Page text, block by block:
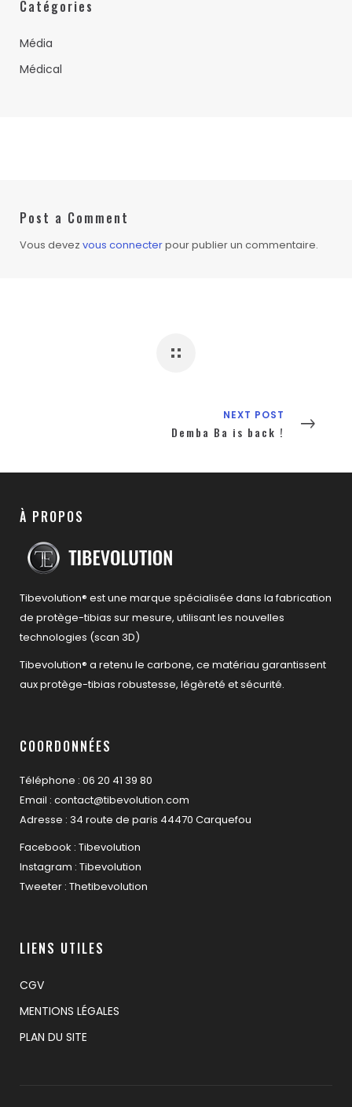
Catégories
Média
Médical
Post a Comment
Vous devez vous connecterpour publier un commentaire.
NEXT POST
Demba Ba is back !
À PROPOS
Tibevolution® est une marque spécialisée dans la fabrication
de protège-tibias sur mesure, utilisant les nouvelles
technologies (scan 3D)
Tibevolution® a retenu le carbone, ce matériau garantissent
aux protège-tibias robustesse, légèreté et sécurité.
COORDONNÉES
Téléphone : 06 20 41 39 80
Email : contact@tibevolution.com
Adresse : 34 route de paris 44470 Carquefou
Facebook : Tibevolution
Instagram : Tibevolution
Tweeter : Thetibevolution
LIENS UTILES
CGV
MENTIONS LÉGALES
PLAN DU SITE